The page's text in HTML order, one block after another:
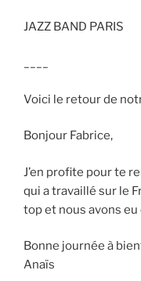
JAZZ BAND PARIS
Voici le retour de
Bonjour Fabrice,
J’en profite pour te
qui a travaillé sur le
top et nous avons
Bonne journée à
Anaïs